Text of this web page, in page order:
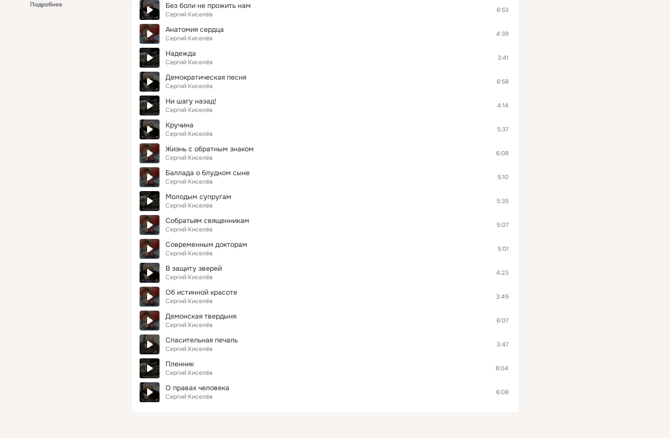
Подробнее
Без боли не прожить нам
Сергий Киселёв
6:53
Анатомия сердца
Сергий Киселёв
4:39
Надежда
Сергий Киселёв
3:41
Демократическая песня
Сергий Киселёв
6:58
Ни шагу назад!
Сергий Киселёв
4:14
Кручина
Сергий Киселёв
5:37
Жизнь с обратным знаком
Сергий Киселёв
6:08
Баллада о блудном сыне
Сергий Киселёв
5:10
Молодым супругам
Сергий Киселёв
5:35
Собратьям священникам
Сергий Киселёв
5:07
Современным докторам
Сергий Киселёв
5:01
В защиту зверей
Сергий Киселёв
4:23
Об истинной красоте
Сергий Киселёв
3:49
Демонская твердыня
Сергий Киселёв
6:07
Спасительная печаль
Сергий Киселёв
3:47
Пленник
Сергий Киселёв
8:04
О правах человека
Сергий Киселёв
6:08